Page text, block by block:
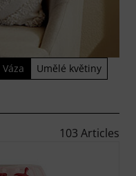
Váza
Umělé květiny
103 Articles